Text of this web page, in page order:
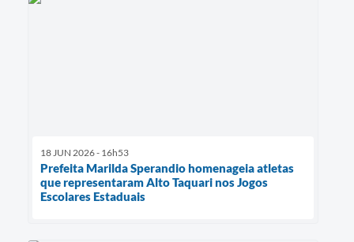
18 JUN 2026 - 16h53
Prefeita Marilda Sperandio homenageia atletas
que representaram Alto Taquari nos Jogos
Escolares Estaduais